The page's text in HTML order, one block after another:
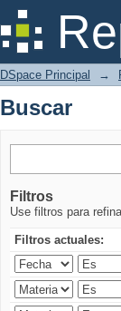
Buscar
DSpace Principal →
Buscar
Filtros
Use filtros para
Filtros actuales: